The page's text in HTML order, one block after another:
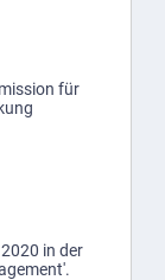
für
in der